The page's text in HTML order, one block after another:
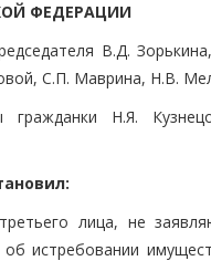
ФЕДЕРАЦИИ
В.Д.
С.П. Маврина, Н.В.
Н.Я.
лица, не
истребовании